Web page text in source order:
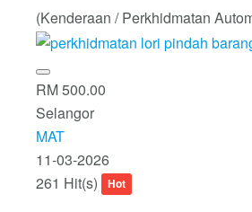
(Kenderaan / Perkhidmatan
RM 500.00
Selangor
MAT
11-03-2026
261 Hit(s)
Hot